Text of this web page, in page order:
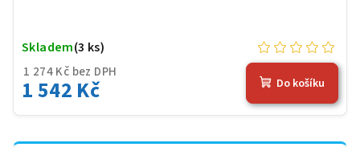
1 274 Kč bez DPH
1 542 Kč
Skladem(3 ks)
Do košíku